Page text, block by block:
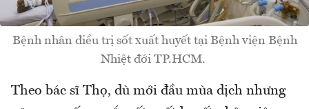
Bệnh nhân điều trị sốt xuất huyết tại Bệnh viện Bệnh
Nhiệt đới TP.HCM.
Theo bác sĩ Thọ, dù mới đầu mùa dịch nhưng